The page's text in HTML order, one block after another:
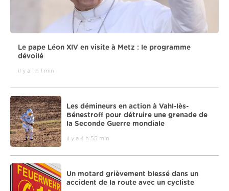
Le pape Léon XIV en visite à Metz : le programme
dévoilé
il y a 1 h 1 min
Les démineurs en action à Vahl-lès-
Bénestroff pour détruire une grenade de
la Seconde Guerre mondiale
il y a 4 h 55 min
Un motard grièvement blessé dans un
accident de la route avec un cycliste